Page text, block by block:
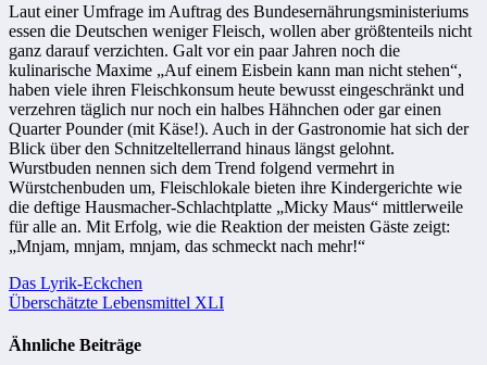
Laut einer Umfrage im Auftrag des Bundesernährungsministeriums
essen die Deutschen weniger Fleisch, wollen aber größtenteils nicht
ganz darauf verzichten. Galt vor ein paar Jahren noch die
kulinarische Maxime „Auf einem Eisbein kann man nicht stehen“,
haben viele ihren Fleischkonsum heute bewusst eingeschränkt und
verzehren täglich nur noch ein halbes Hähnchen oder gar einen
Quarter Pounder (mit Käse!). Auch in der Gastronomie hat sich der
Blick über den Schnitzeltellerrand hinaus längst gelohnt.
Wurstbuden nennen sich dem Trend folgend vermehrt in
Würstchenbuden um, Fleischlokale bieten ihre Kindergerichte wie
die deftige Hausmacher-Schlachtplatte „Micky Maus“ mittlerweile
für alle an. Mit Erfolg, wie die Reaktion der meisten Gäste zeigt:
„Mnjam, mnjam, mnjam, das schmeckt nach mehr!“
Beitragsnavigation
Das Lyrik-Eckchen
Überschätzte Lebensmittel XLI
Ähnliche Beiträge